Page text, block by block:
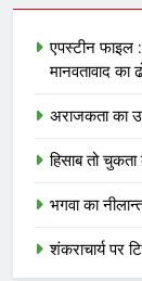
एपस्टीन
मानवतावाद का
अराजकता का
हिसाब तो
भगवा का
शंकराचार्य पर